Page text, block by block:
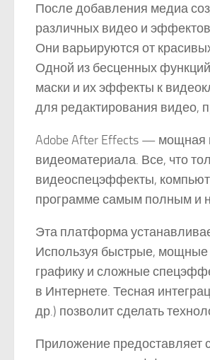
После добавления медиа
различных видео и
Они варьируются от
Одной из бесценных
маски и их эффекты к
для редактирования видео,
Adobe After Effects — мощная
видеоматериала. Все, что
видеоспецэффекты,
программе самым полным и
Эта платформа
Используя быстрые, мощные
графику и сложные
в Интернете. Тесная
др.) позволит сделать
Приложение предоставляет